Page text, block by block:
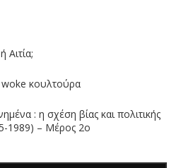
κουλτούρα
: η σχέση βίας και πολιτικής
1989) – Μέρος 2ο